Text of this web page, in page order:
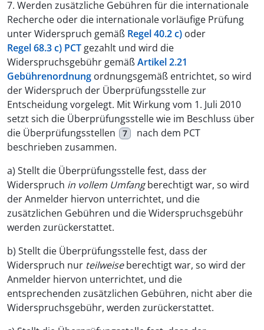
7. Werden zusätzliche Gebühren für die internationale
Recherche oder die internationale vorläufige Prüfung
unter Widerspruch gemäß Regel 40.2 c) oder
Regel 68.3 c) PCT gezahlt und wird die
Widerspruchsgebühr gemäßArtikel 2.21
Gebührenordnung ordnungsgemäß entrichtet, so wird
der Widerspruch der Überprüfungsstelle zur
Entscheidung vorgelegt. Mit Wirkung vom 1. Juli 2010
setzt sich die Überprüfungsstelle wie im Beschluss über
die Überprüfungsstellen
7
nach dem PCT
beschrieben zusammen.
a) Stellt die Überprüfungsstelle fest, dass der
Widerspruch in vollem Umfangberechtigt war, so wird
der Anmelder hiervon unterrichtet, und die
zusätzlichen Gebühren und die Widerspruchsgebühr
werden zurückerstattet.
b) Stellt die Überprüfungsstelle fest, dass der
Widerspruch nur teilweiseberechtigt war, so wird der
Anmelder hiervon unterrichtet, und die
entsprechenden zusätzlichen Gebühren, nicht aber die
Widerspruchsgebühr, werden zurückerstattet.